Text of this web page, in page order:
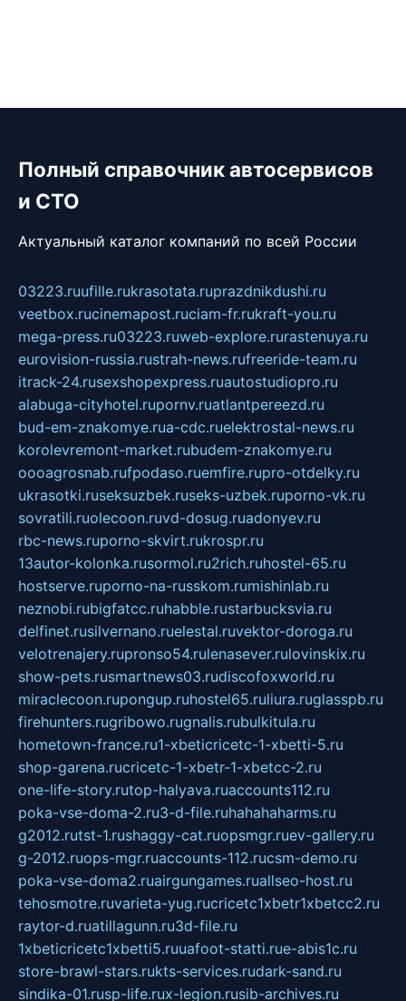
Полный справочник автосервисов
и СТО
Актуальный каталог компаний по всей России
03223.ruufille.rukrasotata.ruprazdnikdushi.ru
veetbox.rucinemapost.ruciam-fr.rukraft-you.ru
mega-press.ru03223.ruweb-explore.rurastenuya.ru
eurovision-russia.rustrah-news.rufreeride-team.ru
itrack-24.rusexshopexpress.ruautostudiopro.ru
alabuga-cityhotel.rupornv.ruatlantpereezd.ru
bud-em-znakomye.rua-cdc.ruelektrostal-news.ru
korolevremont-market.rubudem-znakomye.ru
oooagrosnab.rufpodaso.ruemfire.rupro-otdelky.ru
ukrasotki.ruseksuzbek.ruseks-uzbek.ruporno-vk.ru
sovratili.ruolecoon.ruvd-dosug.ruadonyev.ru
rbc-news.ruporno-skvirt.rukrospr.ru
13autor-kolonka.rusormol.ru2rich.ruhostel-65.ru
hostserve.ruporno-na-russkom.rumishinlab.ru
neznobi.rubigfatcc.ruhabble.rustarbucksvia.ru
delfinet.rusilvernano.ruelestal.ruvektor-doroga.ru
velotrenajery.rupronso54.rulenasever.rulovinskix.ru
show-pets.rusmartnews03.rudiscofoxworld.ru
miraclecoon.rupongup.ruhostel65.ruliura.ruglasspb.ru
firehunters.rugribowo.rugnalis.rubulkitula.ru
hometown-france.ru1-xbeticricetc-1-xbetti-5.ru
shop-garena.rucricetc-1-xbetr-1-xbetcc-2.ru
one-life-story.rutop-halyava.ruaccounts112.ru
poka-vse-doma-2.ru3-d-file.ruhahahaharms.ru
g2012.rutst-1.rushaggy-cat.ruopsmgr.ruev-gallery.ru
g-2012.ruops-mgr.ruaccounts-112.rucsm-demo.ru
poka-vse-doma2.ruairgungames.ruallseo-host.ru
tehosmotre.ruvarieta-yug.rucricetc1xbetr1xbetcc2.ru
raytor-d.ruatillagunn.ru3d-file.ru
1xbeticricetc1xbetti5.ruuafoot-statti.rue-abis1c.ru
store-brawl-stars.rukts-services.rudark-sand.ru
sindika-01.rusp-life.rux-legion.rusib-archives.ru